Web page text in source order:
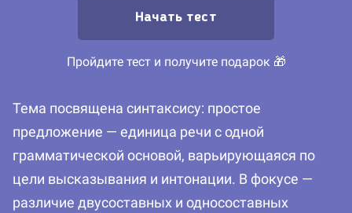
Начать тест
Пройдите тест и получите подарок 🎁
Тема посвящена синтаксису: простое
предложение — единица речи с одной
грамматической основой, варьирующаяся по
цели высказывания и интонации. В фокусе —
различие двусоставных и односоставных